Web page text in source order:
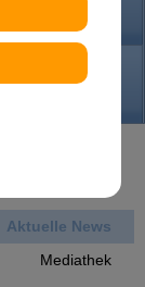
News
Aktuelle News
Mediathek